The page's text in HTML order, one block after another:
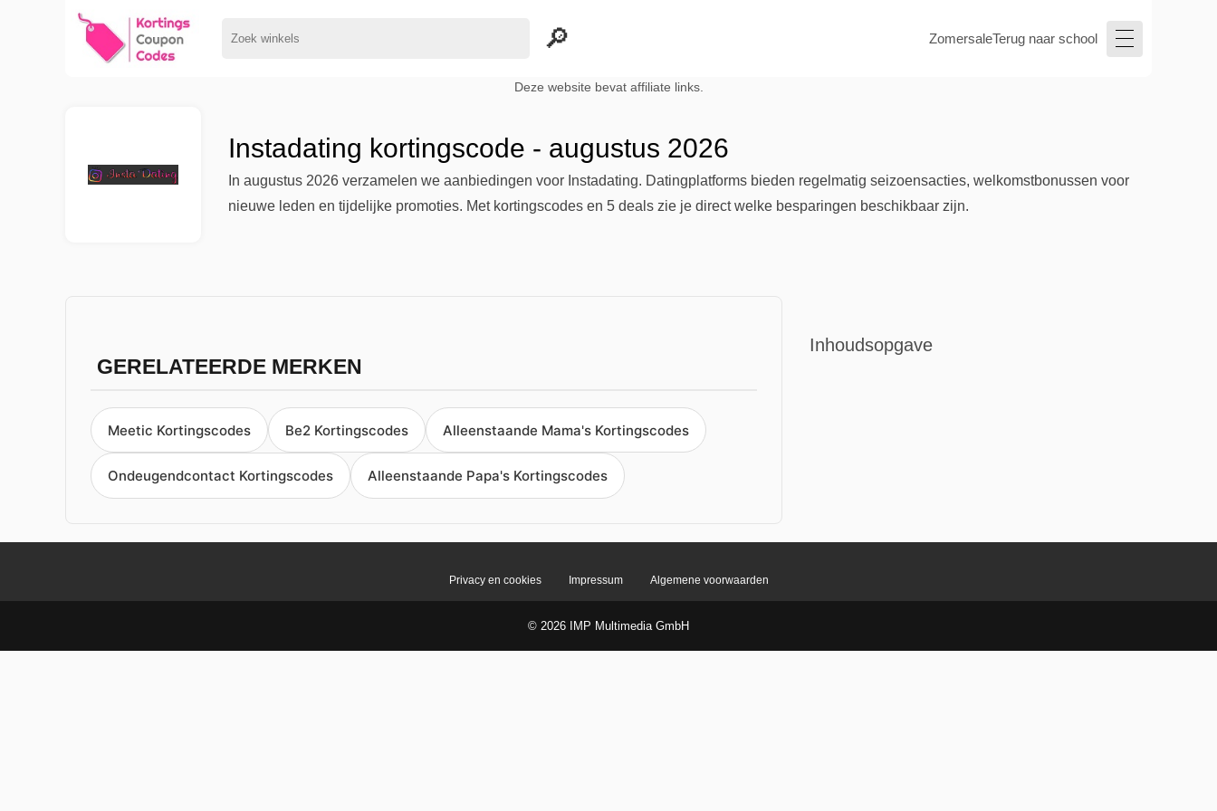
ZomersaleTerug naar school
Deze website bevat affiliate links.
Instadating kortingscode - augustus 2026
In augustus 2026 verzamelen we aanbiedingen voor Instadating. Datingplatforms bieden regelmatig seizoensacties, welkomstbonussen voor
nieuwe leden en tijdelijke promoties. Met kortingscodes en 5 deals zie je direct welke besparingen beschikbaar zijn.
GERELATEERDE MERKEN
Meetic Kortingscodes Be2 Kortingscodes Alleenstaande Mama's Kortingscodes
Ondeugendcontact Kortingscodes Alleenstaande Papa's Kortingscodes
Inhoudsopgave
Privacy en cookies Impressum Algemene voorwaarden
© 2026 IMP Multimedia GmbH